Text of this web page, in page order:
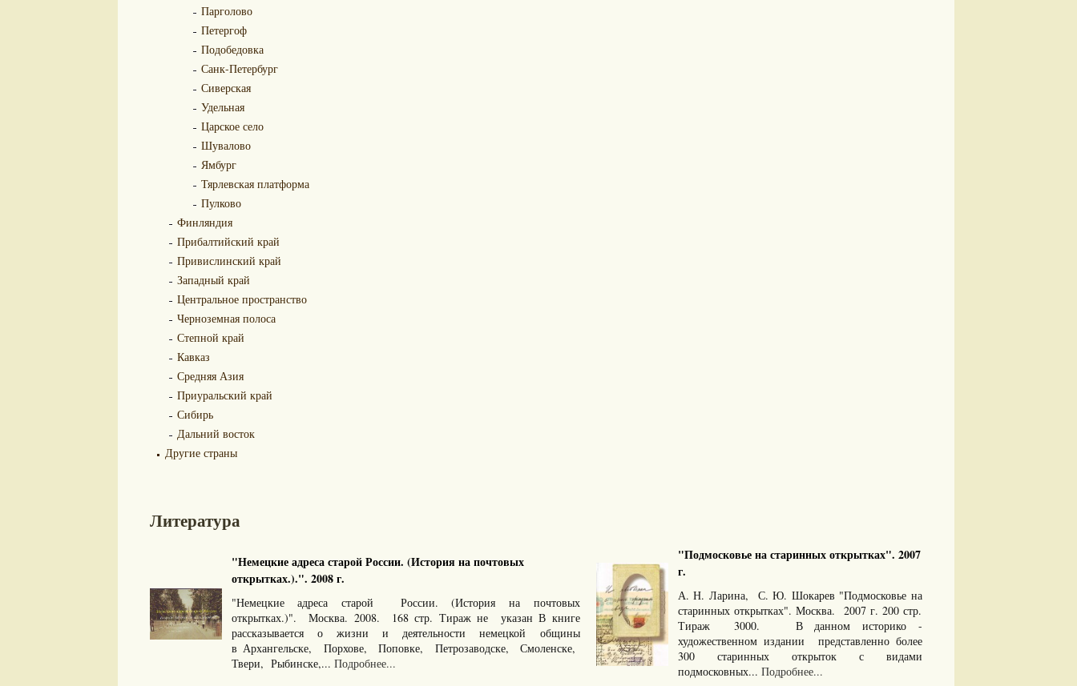
Парголово
Петергоф
Подобедовка
Санк-Петербург
Сиверская
Удельная
Царское село
Шувалово
Ямбург
Тярлевская платформа
Пулково
Финляндия
Прибалтийский край
Привислинский край
Западный край
Центральное пространство
Черноземная полоса
Степной край
Кавказ
Средняя Азия
Приуральский край
Сибирь
Дальний восток
Другие страны
Литература
"Немецкие адреса старой России. (История на почтовых
открытках.).". 2008 г.
"Немецкие адреса старой России. (История на почтовых
открытках.)". Москва. 2008. 168 стр. Тираж не указан В книге
рассказывается о жизни и деятельности немецкой общины
в Архангельске, Порхове, Поповке, Петрозаводске, Смоленске,
Твери, Рыбинске,... Подробнее...
"Подмосковье на старинных открытках". 2007
г.
А. Н. Ларина, С. Ю. Шокарев "Подмосковье на
старинных открытках". Москва. 2007 г. 200 стр.
Тираж 3000. В данном историко -
художественном издании представленно более
300 старинных открыток с видами
подмосковных... Подробнее...